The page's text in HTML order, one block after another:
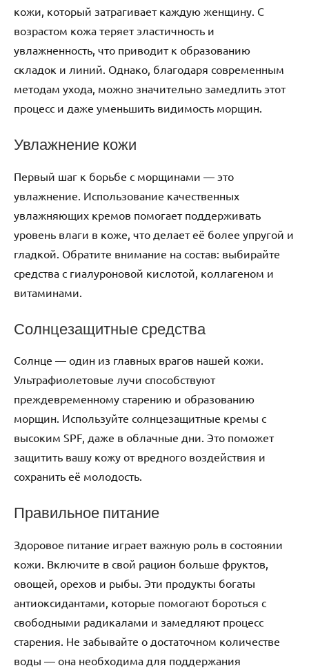
кожи, который затрагивает каждую женщину. С
возрастом кожа теряет эластичность и
увлажненность, что приводит к образованию
складок и линий. Однако, благодаря современным
методам ухода, можно значительно замедлить этот
процесс и даже уменьшить видимость морщин.
Увлажнение кожи
Первый шаг к борьбе с морщинами — это
увлажнение. Использование качественных
увлажняющих кремов помогает поддерживать
уровень влаги в коже, что делает её более упругой и
гладкой. Обратите внимание на состав: выбирайте
средства с гиалуроновой кислотой, коллагеном и
витаминами.
Солнцезащитные средства
Солнце — один из главных врагов нашей кожи.
Ультрафиолетовые лучи способствуют
преждевременному старению и образованию
морщин. Используйте солнцезащитные кремы с
высоким SPF, даже в облачные дни. Это поможет
защитить вашу кожу от вредного воздействия и
сохранить её молодость.
Правильное питание
Здоровое питание играет важную роль в состоянии
кожи. Включите в свой рацион больше фруктов,
овощей, орехов и рыбы. Эти продукты богаты
антиоксидантами, которые помогают бороться с
свободными радикалами и замедляют процесс
старения. Не забывайте о достаточном количестве
воды — она необходима для поддержания